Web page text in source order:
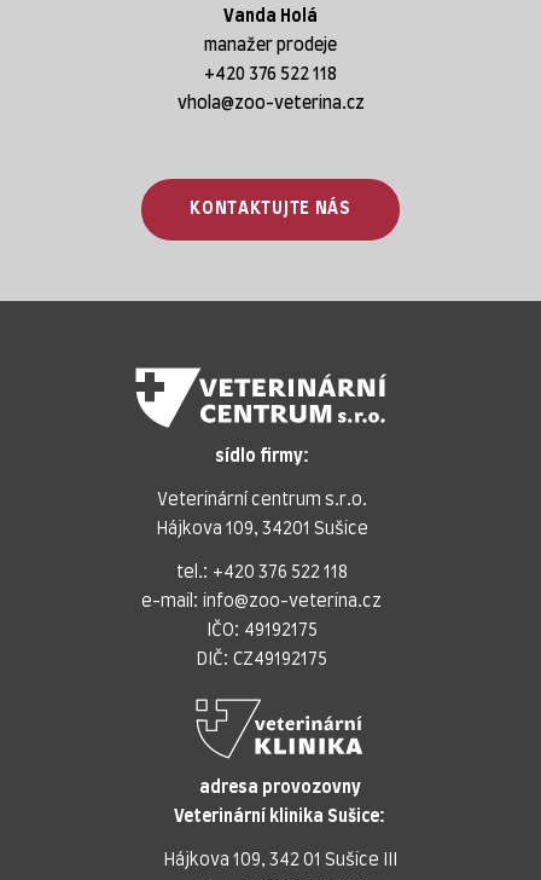
Vanda Holá
manažer prodeje
+420 376 522 118
vhola@zoo-veterina.cz
KONTAKTUJTE NÁS
sídlo firmy:
Veterinární centrum s.r.o.
Hájkova 109, 34201 Sušice
tel.: +420 376 522 118
e-mail:
info@zoo-veterina.cz
IČO: 49192175
DIČ: CZ49192175
adresa provozovny
Veterinární klinika Sušice:
Hájkova 109, 342 01 Sušice III